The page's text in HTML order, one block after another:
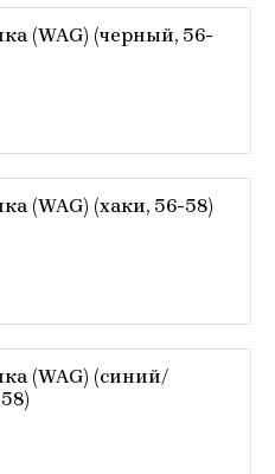
(WAG) (черный, 56-
(WAG) (хаки, 56-58)
(WAG) (синий/